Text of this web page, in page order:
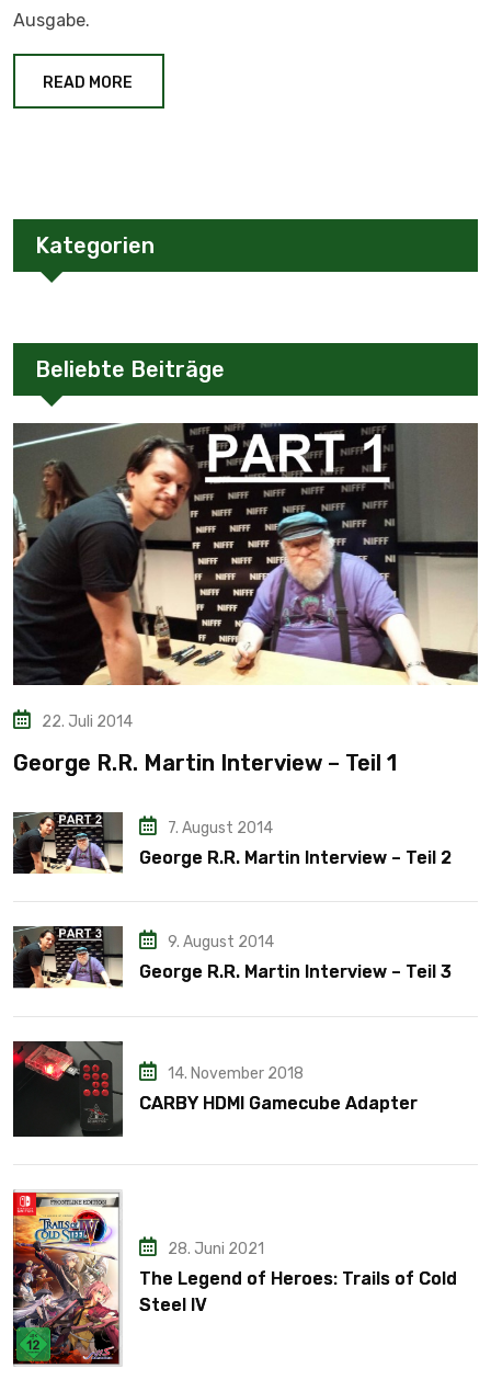
Ausgabe.
READ MORE
Kategorien
Beliebte Beiträge
22. Juli 2014
George R.R. Martin Interview – Teil 1
7. August 2014
George R.R. Martin Interview – Teil 2
9. August 2014
George R.R. Martin Interview – Teil 3
14. November 2018
CARBY HDMI Gamecube Adapter
28. Juni 2021
The Legend of Heroes: Trails of Cold
Steel IV